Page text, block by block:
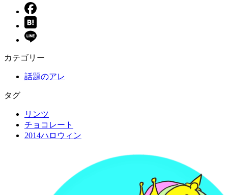
カテゴリー
話題のアレ
タグ
リンツ
チョコレート
2014ハロウィン